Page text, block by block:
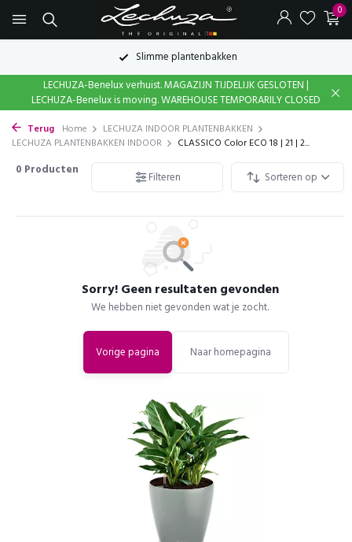
0
Slimme plantenbakken
LECHUZA-Benelux verhuist. MAGAZIJN TIJDELIJK GESLOTEN |
LECHUZA-Benelux is moving. WAREHOUSE TEMPORARILY CLOSED
Terug Home
LECHUZA INDOOR PLANTENBAKKEN
LECHUZA PLANTENBAKKEN INDOOR
CLASSICO Color ECO 18 | 21 | 2...
0 Producten Filteren Sorteren op
Sorry! Geen resultaten gevonden
We hebben niet gevonden wat je zocht.
Vorige pagina Naar homepagina